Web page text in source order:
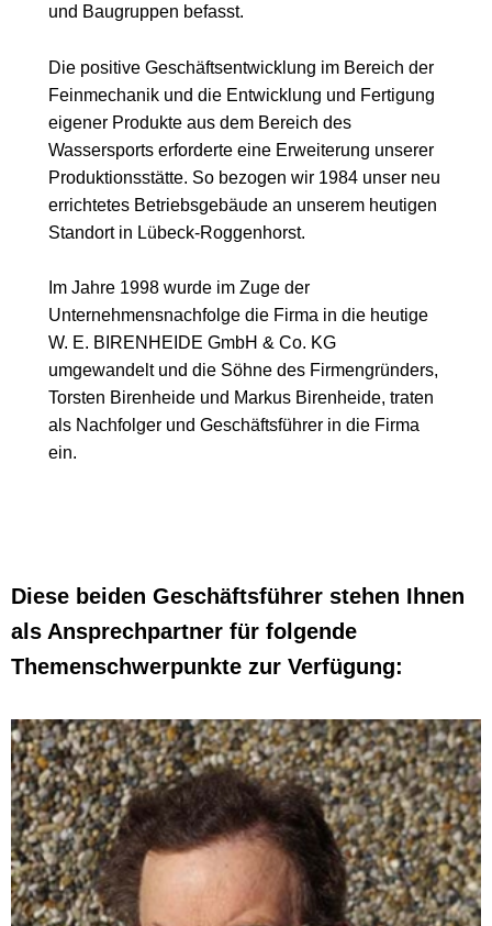
und Baugruppen befasst.
Die positive Geschäftsentwicklung im Bereich der
Feinmechanik und die Entwicklung und Fertigung
eigener Produkte aus dem Bereich des
Wassersports erforderte eine Erweiterung unserer
Produktionsstätte. So bezogen wir 1984 unser neu
errichtetes Betriebsgebäude an unserem heutigen
Standort in Lübeck-Roggenhorst.
Im Jahre 1998 wurde im Zuge der
Unternehmensnachfolge die Firma in die heutige
W. E. BIRENHEIDE GmbH & Co. KG
umgewandelt und die Söhne des Firmengründers,
Torsten Birenheide und Markus Birenheide, traten
als Nachfolger und Geschäftsführer in die Firma
ein.
Diese beiden Geschäftsführer stehen Ihnen
als Ansprechpartner für folgende
Themenschwerpunkte zur Verfügung: